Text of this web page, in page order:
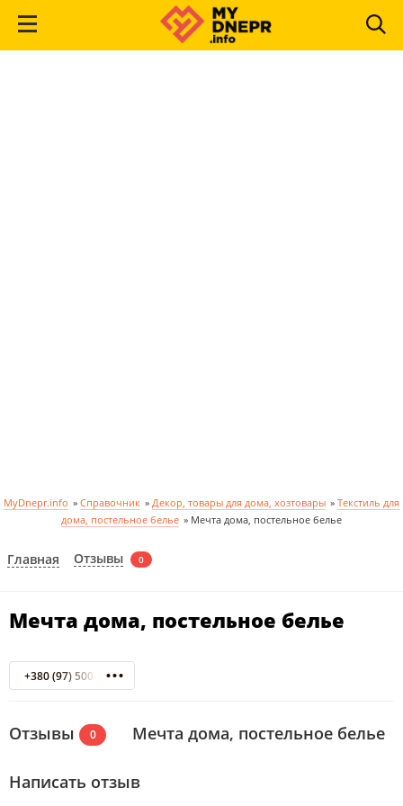
MyDnepr.info » Справочник » Декор, товары для дома, хозтовары » Текстиль для
дома, постельное белье » Мечта дома, постельное белье
Главная Отзывы 0
Мечта дома, постельное белье
+380 (97) 500-27-99
Отзывы 0 Мечта дома, постельное белье
Написать отзыв